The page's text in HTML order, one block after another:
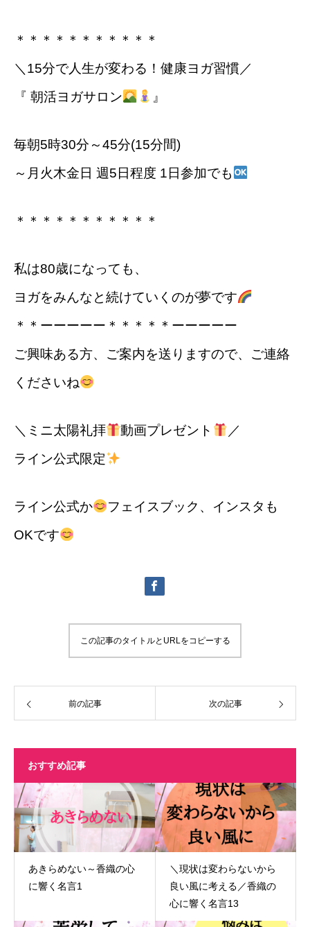
＊＊＊＊＊＊＊＊＊＊＊
＼15分で人生が変わる！健康ヨガ習慣／
『 朝活ヨガサロン
』
毎朝5時30分～45分(15分間)
～月火木金日 週5日程度 1日参加でも
＊＊＊＊＊＊＊＊＊＊＊
私は80歳になっても、
ヨガをみんなと続けていくのが夢です
＊＊ーーーーー＊＊＊＊＊ーーーーー
ご興味ある方、ご案内を送りますので、ご連絡
くださいね
＼ミニ太陽礼拝 動画プレゼント
／
ライン公式限定
ライン公式か
フェイスブック、インスタも
OKです
この記事のタイトルとURLをコピーする
前の記事 次の記事
おすすめ記事
あきらめない～香織の心
に響く名言1
＼現状は変わらないから
良い風に考える／香織の
心に響く名言13